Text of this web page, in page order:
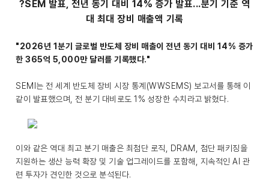
?SEM 발표, 전년 동기 대비 14% 증가 발표...분기 기준 역
대 최대 장비 매출액 기록
"2026년 1분기 글로벌 반도체 장비 매출이 전년 동기 대비 14% 증가
한 365억 5,000만 달러를 기록했다."
SEMI는 전 세계 반도체 장비 시장 통계(WWSEMS) 보고서를 통해 이
같이 발표했으며, 전 분기 대비로도 1% 성장한 수치라고 밝혔다.
이와 같은 역대 최고 분기 매출은 최첨단 로직, DRAM, 첨단 패키징을
지원하는 생산 능력 확장 및 기술 업그레이드를 포함해, 지속적인 AI 관
련 투자가 견인한 것으로 분석된다.